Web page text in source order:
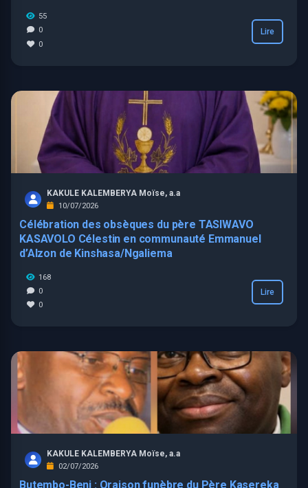
55
0
0
Lire
KAKULE KALEMBERYA Moïse, a.a
10/07/2026
Célébration des obsèques du père TASIWAVO
KASAVOLO Célestin en communauté Emmanuel
d’Alzon de Kinshasa/Ngaliema
168
0
0
Lire
KAKULE KALEMBERYA Moïse, a.a
02/07/2026
Butembo-Beni : Oraison funèbre du Père Kasereka